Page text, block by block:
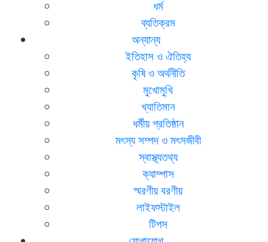
ধর্ম
ব্যতিক্রম
অন্যান্য
ইতিহাস ও ঐতিহ্য
কৃষি ও অর্থনীতি
মুখোমুখি
খ্যাতিমান
ধর্মীয় প্রতিষ্ঠান
মৎস্য সম্পদ ও মৎসজীবী
স্বাস্থ্যতথ্য
ক্যাম্পাস
স্মরণীয় বরণীয়
লাইফস্টাইল
টিপস